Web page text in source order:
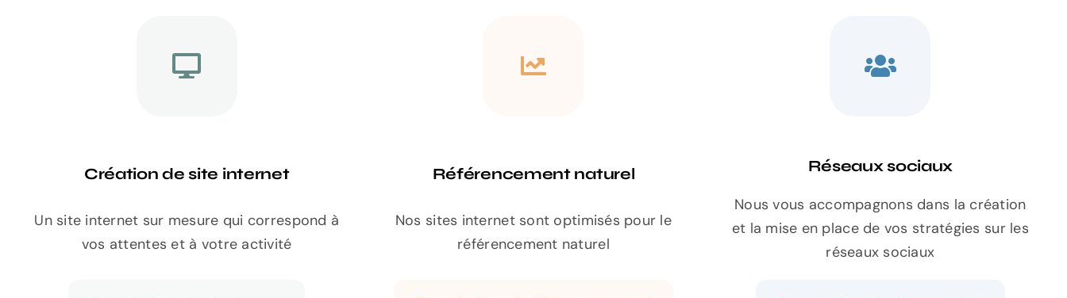
Création de site internet
Un site internet sur mesure qui correspond à
vos attentes et à votre activité
Référencement naturel
Nos sites internet sont optimisés pour le
référencement naturel
Réseaux sociaux
Nous vous accompagnons dans la création
et la mise en place de vos stratégies sur les
réseaux sociaux